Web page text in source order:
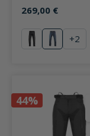
269,00 €
schwarzReplica
+2
44%